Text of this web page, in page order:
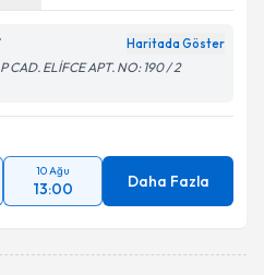
Haritada Göster
CAD. ELİFCE APT. NO: 190 / 2
10 Ağu
13:00 Daha Fazla